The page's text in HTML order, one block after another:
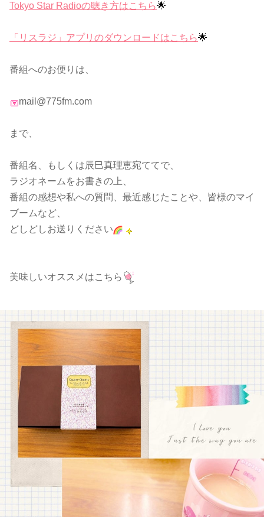
Tokyo Star Radioの聴き方はこちら🌟
「リスラジ」アプリのダウンロードはこちら🌟
番組へのお便りは、
mail@775fm.com
まで、
番組名、もしくは辰巳真理恵宛ててで、
ラジオネームをお書きの上、
番組の感想や私への質問、最近感じたことや、皆様のマイ
ブームなど、
どしどしお送りください
美味しいオススメはこちら